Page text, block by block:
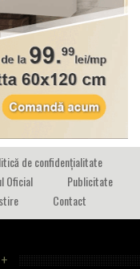
de confidențialitate
Oficial
Publicitate
Contact